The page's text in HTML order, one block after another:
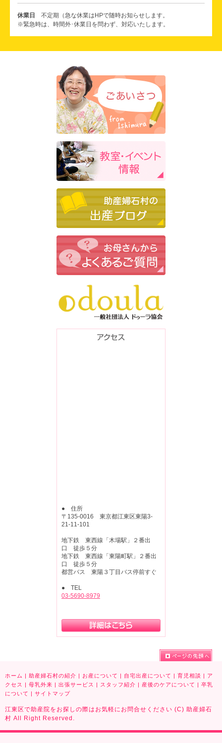
休業日
不定期（急な休業はHPで随時お知らせします。
※緊急時は、時間外･休業日を問わず、対応いたします。
● 住所
〒135-0016 東京都江東区東陽3-
21-11-101
地下鉄 東西線「木場駅」２番出
口 徒歩５分
地下鉄 東西線「東陽町駅」２番出
口 徒歩５分
都営バス 東陽３丁目バス停前すぐ
● TEL
03-5690-8979
ホーム | 助産婦石村の紹介 | お産について | 自宅出産について | 育児相談 | ア
クセス
| 母乳外来 | 出張サービス | スタッフ紹介 | 産後のケアについて | 卒乳
について | サイトマップ
江東区で助産院をお探しの際はお気軽にお問合せください (C) 助産婦石
村 All Right Reserved.